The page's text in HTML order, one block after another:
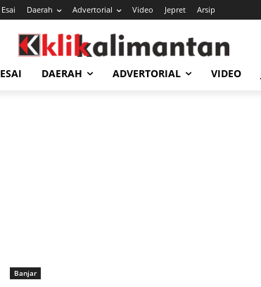
Esai Daerah Advertorial Video Jepret Arsip
ESAI DAERAH ADVERTORIAL VIDEO
Banjar